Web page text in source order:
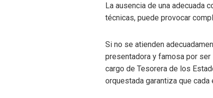
La ausencia de una
técnicas, puede provocar
Si no se atienden
presentadora y famosa por
cargo de Tesorera de los
orquestada garantiza que